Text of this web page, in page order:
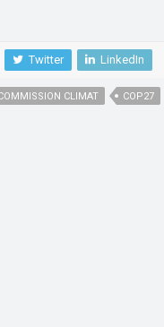
Twitter LinkedIn
CLIMAT COP27